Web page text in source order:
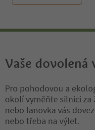
Vaše dovolená
Pro pohodovou a
okolí vyměňte silnici
nebo lanovka vás
nebo třeba na výlet.